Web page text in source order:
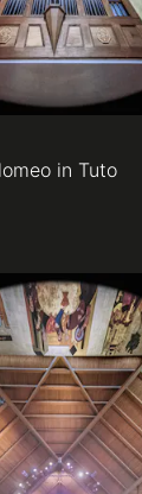
in Tuto